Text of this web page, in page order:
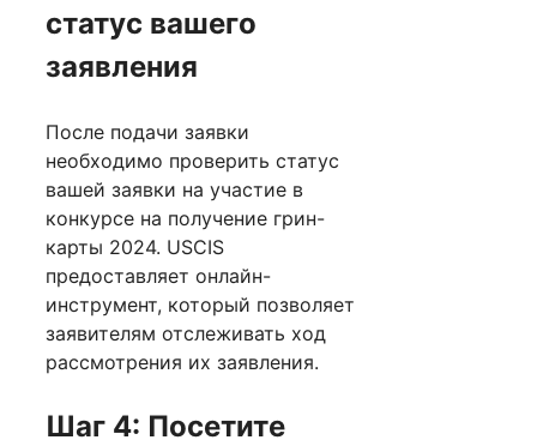
статус вашего
заявления
После подачи заявки
необходимо проверить статус
вашей заявки на участие в
конкурсе на получение грин-
карты 2024. USCIS
предоставляет онлайн-
инструмент, который позволяет
заявителям отслеживать ход
рассмотрения их заявления.
Шаг 4: Посетите